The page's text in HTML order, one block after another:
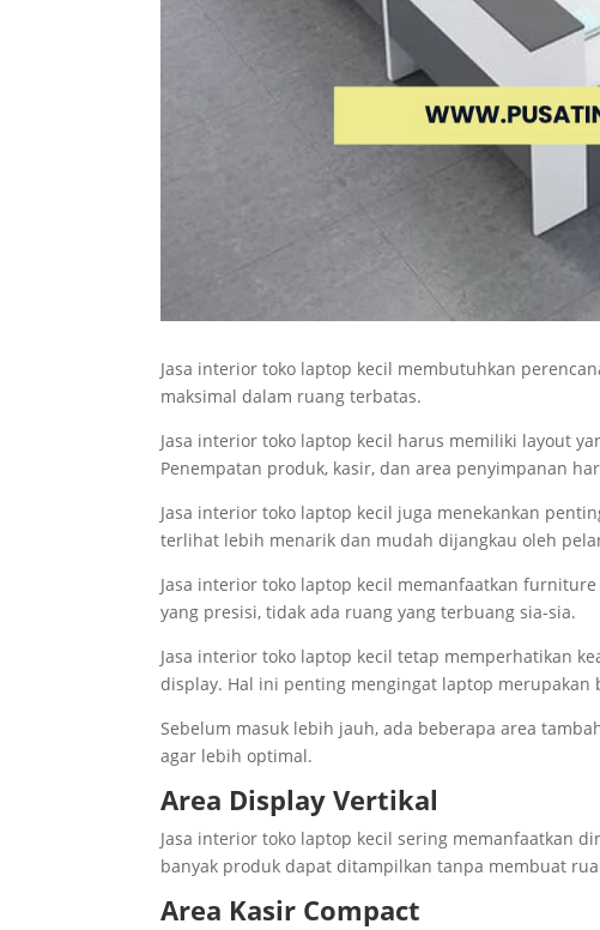
Jasa interior toko laptop kecil membutuhkan
maksimal dalam ruang terbatas.
Jasa interior toko laptop kecil harus memiliki layout
Penempatan produk, kasir, dan area penyimpanan
Jasa interior toko laptop kecil juga menekankan
terlihat lebih menarik dan mudah dijangkau oleh
Jasa interior toko laptop kecil memanfaatkan
yang presisi, tidak ada ruang yang terbuang sia-sia.
Jasa interior toko laptop kecil tetap memperhatikan
display. Hal ini penting mengingat laptop merupakan
Sebelum masuk lebih jauh, ada beberapa area
agar lebih optimal.
Area Display Vertikal
Jasa interior toko laptop kecil sering memanfaatkan
banyak produk dapat ditampilkan tanpa membuat
Area Kasir Compact